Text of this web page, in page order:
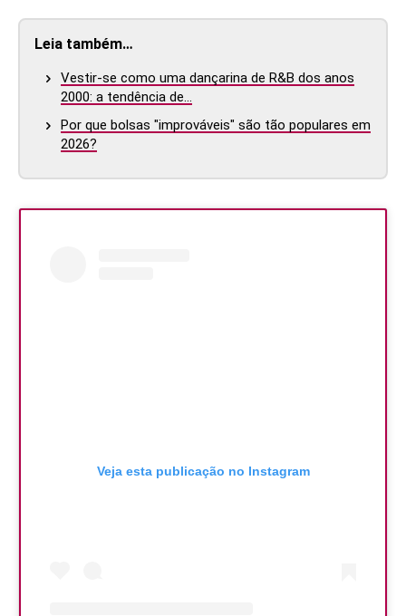
Leia também…
Vestir-se como uma dançarina de R&B dos anos
2000: a tendência de…
Por que bolsas "improváveis" são tão populares em
2026?
Veja esta publicação no Instagram